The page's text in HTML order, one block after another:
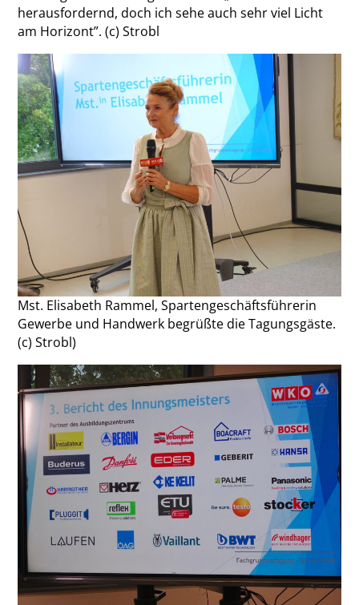
herausfordernd, doch ich sehe auch sehr viel Licht
am Horizont”. (c) Strobl
Mst. Elisabeth Rammel, Spartengeschäftsführerin
Gewerbe und Handwerk begrüßte die Tagungsgäste.
(c) Strobl)